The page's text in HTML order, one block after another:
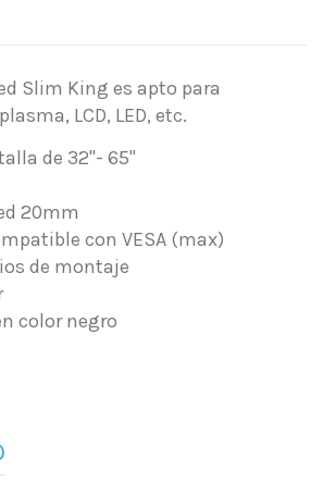
Slim King es apto para
LCD, LED, etc.
de 32"- 65"
20mm
con VESA (max)
de montaje
color negro